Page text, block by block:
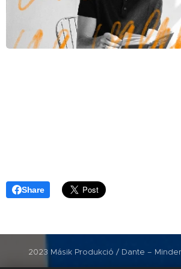
Share
2023 Másik Produkció / Dante –